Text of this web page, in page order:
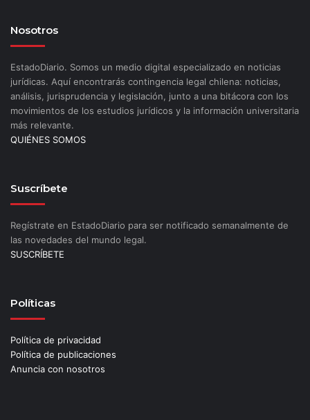
Nosotros
EstadoDiario. Somos un medio digital especializado en noticias
jurídicas. Aquí encontrarás contingencia legal chilena: noticias,
análisis, jurisprudencia y legislación, junto a una bitácora con los
movimientos de los estudios jurídicos y la información universitaria
más relevante.
QUIÉNES SOMOS
Suscríbete
Regístrate en EstadoDiario para ser notificado semanalmente de
las novedades del mundo legal.
SUSCRÍBETE
Políticas
Política de privacidad
Política de publicaciones
Anuncia con nosotros